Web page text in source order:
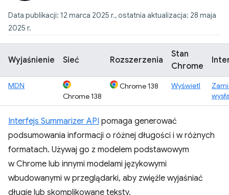
Data publikacji: 12 marca 2025 r., ostatnia aktualizacja: 28 maja
2025 r.
Wyjaśnienie Sieć Rozszerzenia
Stan
Chrome
MDN
Chrome 138
Chrome 138 Wyświetl
Interfejs Summarizer API pomaga generować
podsumowania informacji o różnej długości i w różnych
formatach. Używaj go z modelem podstawowym
w Chrome lub innymi modelami językowymi
wbudowanymi w przeglądarki, aby zwięźle wyjaśniać
długie lub skomplikowane teksty.